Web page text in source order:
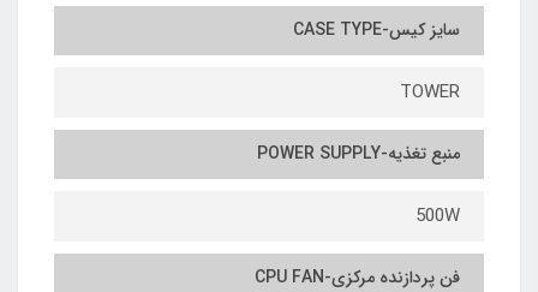
سایز کیس-CASE TYPE
TOWER
منبع تغذیه-POWER SUPPLY
500W
فن پردازنده مرکزی-CPU FAN